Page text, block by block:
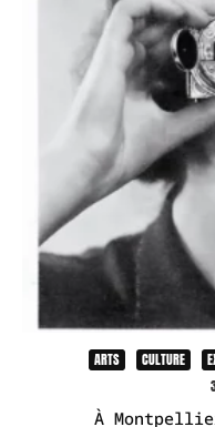
ARTS CULTURE
À